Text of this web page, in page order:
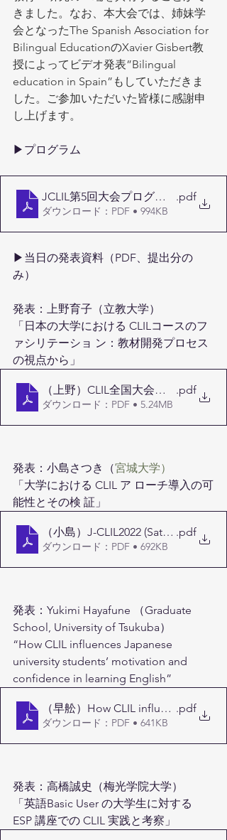
きました。なお、本大会では、姉妹学
会となったThe Spanish Association for
Bilingual EducationのXavier Gisbert教
授によってビデオ発表”Bilingual
education in Spain”もしていただきま
した。ご参加いただいた皆様に感謝申
し上げます。
▶プログラム
JCLIL第5回大会プログラム20220928版
.pdf
ダウンロード：PDF • 994KB
▶当日の発表資料（PDF、提出分の
み）
発表：上野育子（立教大学）
「日本の大学における CLILコースのフ
ァシリテーショ ン：教材開発プロセス
の視点から」
（上野）CLIL全国大会発表_1015
.pdf
ダウンロード：PDF • 5.24MB
発表：小島さつき（宮城大学）
「大学における CLIL ア ローチ導入の可
能性とその検 証」
（小島）J-CLIL2022 (Satsuki Kojima)
.pdf
ダウンロード：PDF • 692KB
発表：Yukimi Hayafune （Graduate
School, University of Tsukuba）
“How CLIL influences Japanese
university students’ motivation and
confidence in learning English”
.pdf
ダウンロード：PDF • 641KB
発表：高橋誠史（梅光学院大学）
「英語Basic User の大学生に対する
ESP 講座での CLIL 実践と考察」